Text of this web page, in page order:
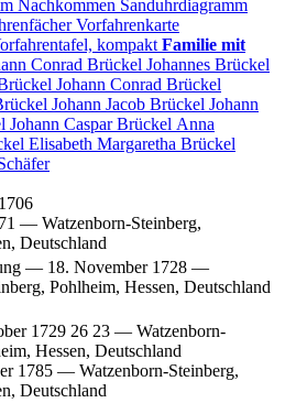
Nachkommen Sanduhrdiagramm
Vorfahrenkarte
kompakt Familie mit
Conrad Brückel Johannes Brückel
Johann Conrad Brückel
Johann Jacob Brückel Johann
Johann CasparBrückel Anna
Elisabeth Margaretha Brückel
— Watzenborn-Steinberg,
Deutschland
— 18. November 1728 —
Pohlheim, Hessen, Deutschland
1729 26 23 — Watzenborn-
Hessen, Deutschland
1785 — Watzenborn-Steinberg,
Deutschland